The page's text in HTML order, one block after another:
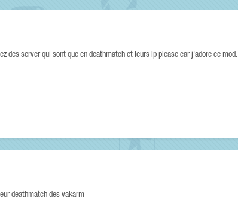
des server qui sont que en deathmatch et leurs Ip please car j'adore ce mod.
deathmatch des vakarm